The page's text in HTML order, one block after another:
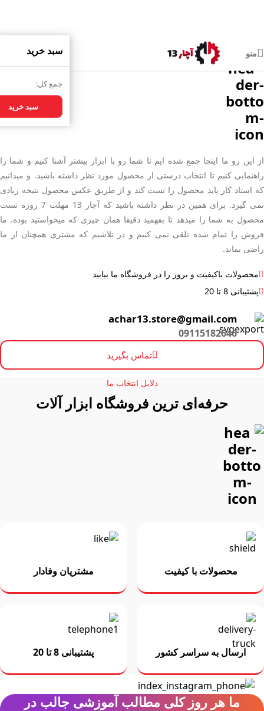
منو سبد خرید
جمع کل:
سبد خرید
فروشگاه اینترنتی آچار 13
از این رو ما اینجا جمع شده ایم تا شما رو با ابزار بیشتر آشنا کنیم و شما را
راهنمایی کنیم تا انتخاب درستی از محصول مورد نظر داشته باشید. و میدانیم
که استاد کار باید محصول را تست کند و از طریق عکس محصول نتیجه زیادی
نمی گیرد. برای همین در نظر داشته باشید که آچار 13 مهلت 7 روزه تست
محصول به شما را میدهد تا بفهمید دقیقا همان چیزی که میخواستید بوده. ما
فروش را تمام شده تلقی نمی کنیم و در تلاشیم که مشتری همچنان از ما
راضی بماند.
محصولات باکیفیت و بروز را در فروشگاه ما بیابید
پشتیبانی 8 تا 20
achar13.store@gmail.com
09115182646
تماس بگیرید
دلایل انتخاب ما
حرفه‌ای ترین فروشگاه ابزار آلات
محصولات با کیفیت مشتریان وفادار
ارسال به سراسر کشور پشتیبانی 8 تا 20
ما هر روز کلی مطالب آموزشی جالب در